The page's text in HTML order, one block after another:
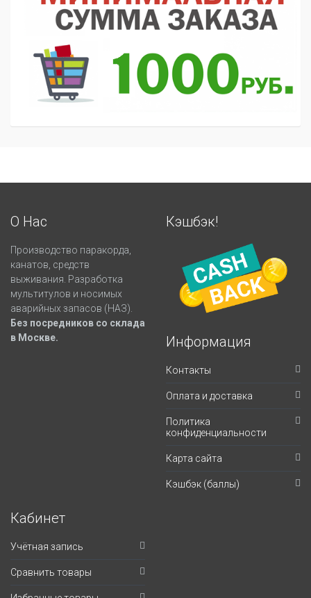
О Нас
Производство паракорда,
канатов, средств
выживания. Разработка
мультитулов и носимых
аварийных запасов (НАЗ).
Без посредников со склада
в Москве.
Кэшбэк!
Информация
Контакты
Оплата и доставка
Политика
конфиденциальности
Карта сайта
Кэшбэк (баллы)
Кабинет
Учётная запись
Сравнить товары